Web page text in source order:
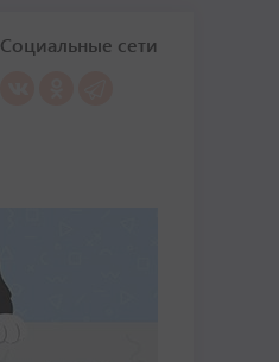
Социальные сети